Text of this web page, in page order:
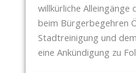
willkürliche
beim Bürgerbegehren
Stadtreinigung und
eine Ankündigung zu